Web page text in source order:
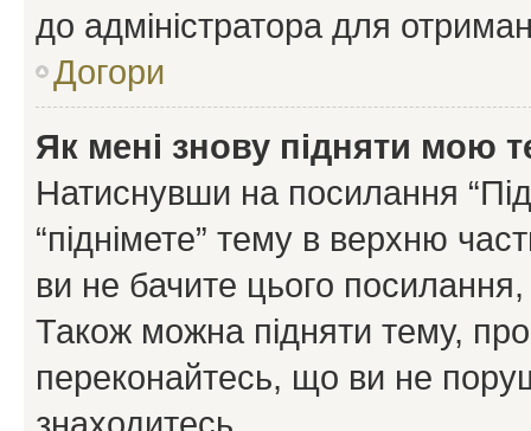
до адміністратора для
Догори
Як мені знову підняти мою
Натиснувши на посилання
“піднімете” тему в верхню
ви не бачите цього
Також можна підняти тему,
переконайтесь, що ви не